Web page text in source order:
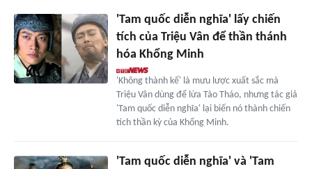
'Tam quốc diễn nghĩa' lấy chiến
tích của Triệu Vân để thần thánh
hóa Khổng Minh
'Không thành kế' là mưu lược xuất sắc mà
Triệu Vân dùng để lừa Tào Tháo, nhưng tác giả
'Tam quốc diễn nghĩa' lại biến nó thành chiến
tích thần kỳ của Khổng Minh.
'Tam quốc diễn nghĩa' và 'Tam